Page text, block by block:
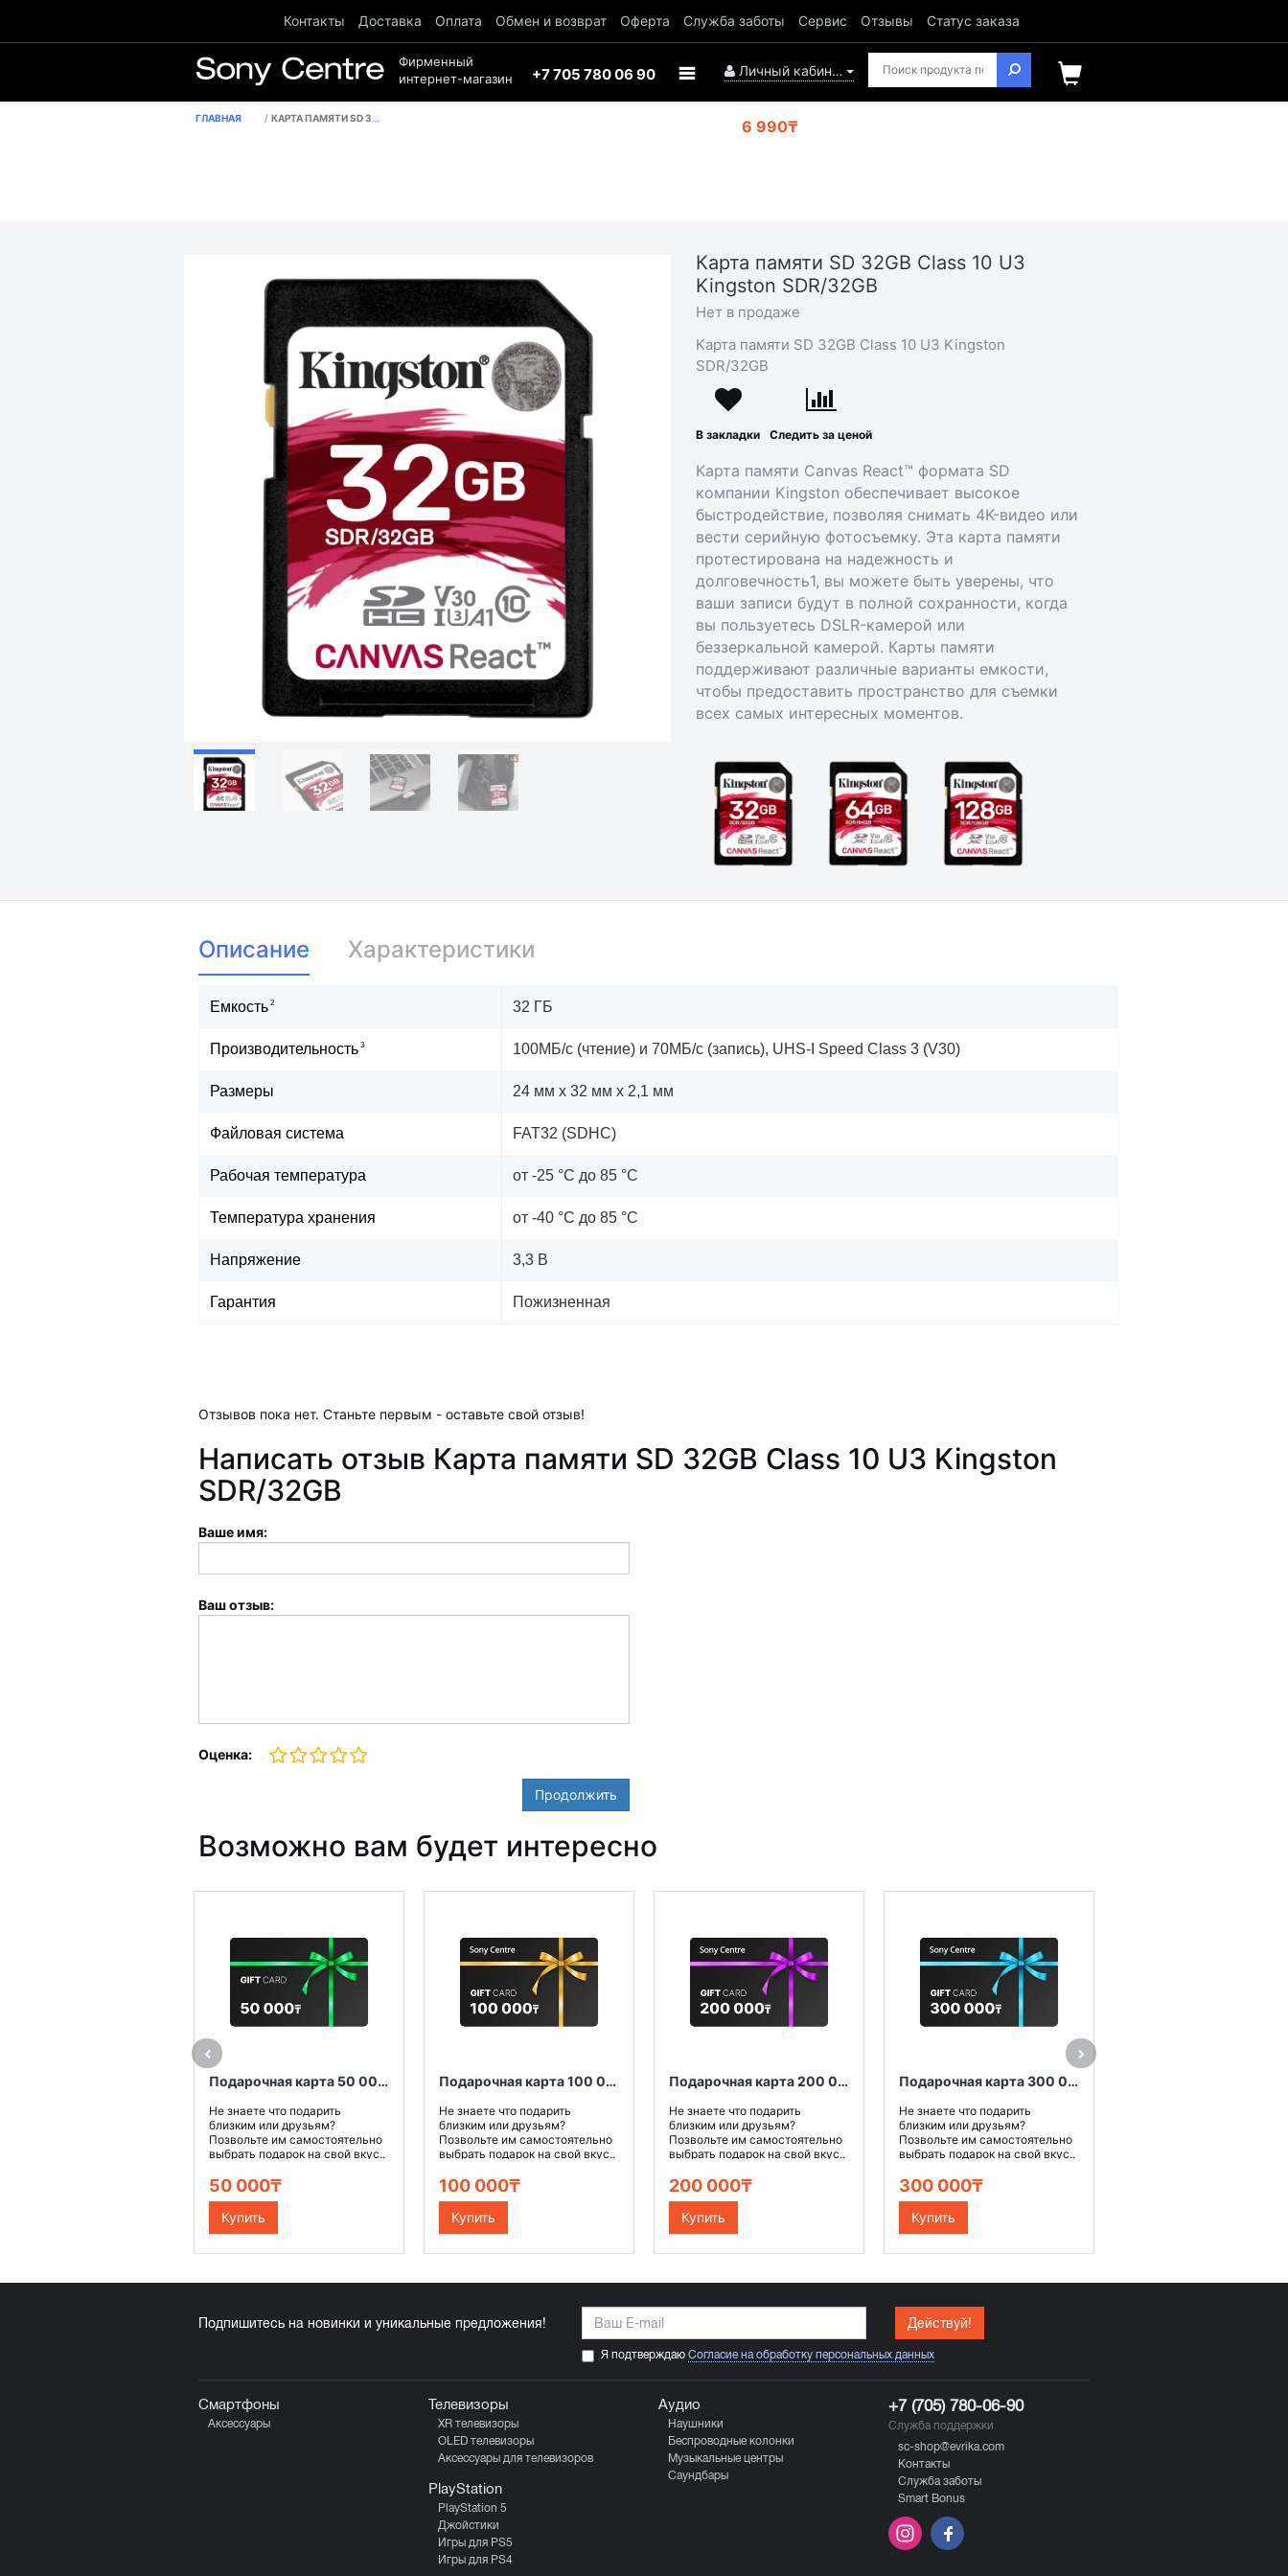
Контакты Доставка Оплата Обмен и возврат Оферта Служба заботы Сервис Отзывы Статус заказа
Фирменный
интернет-магазин
+7 705 780 06 90 Личный кабинет
ГЛАВНАЯ КАРТА ПАМЯТИ SD 32GB CLASS 10 U3 KINGSTON SDR/32GB 6 990₸
Карта памяти SD 32GB Class 10 U3
Kingston SDR/32GB
Нет в продаже
Карта памяти SD 32GB Class 10 U3 Kingston
SDR/32GB
В закладки Следить за ценой
Карта памяти Canvas React™ формата SD
компании Kingston обеспечивает высокое
быстродействие, позволяя снимать 4K-видео или
вести серийную фотосъемку. Эта карта памяти
протестирована на надежность и
долговечность1, вы можете быть уверены, что
ваши записи будут в полной сохранности, когда
вы пользуетесь DSLR-камерой или
беззеркальной камерой. Карты памяти
поддерживают различные варианты емкости,
чтобы предоставить пространство для съемки
всех самых интересных моментов.
Описание Характеристики
Емкость 2 32 ГБ
Производительность 3 100МБ/с (чтение) и 70МБ/с (запись), UHS-I Speed Class 3 (V30)
Размеры 24 мм x 32 мм x 2,1 мм
Файловая система FAT32 (SDHC)
Рабочая температура от -25 °C до 85 °C
Температура хранения от -40 °C до 85 °C
Напряжение 3,3 В
Гарантия Пожизненная
Отзывов пока нет. Станьте первым - оставьте свой отзыв!
Написать отзыв Карта памяти SD 32GB Class 10 U3 Kingston
SDR/32GB
Ваше имя:
Ваш отзыв:
Оценка:
Продолжить
Возможно вам будет интересно
Подарочная карта 50 000 тенге
Не знаете что подарить
близким или друзьям?
Позвольте им самостоятельно
выбрать подарок на свой вкус..
50 000₸
Купить
Подарочная карта 100 000 тенге
Не знаете что подарить
близким или друзьям?
Позвольте им самостоятельно
выбрать подарок на свой вкус..
100 000₸
Купить
Подарочная карта 200 000 тенге
Не знаете что подарить
близким или друзьям?
Позвольте им самостоятельно
выбрать подарок на свой вкус..
200 000₸
Купить
Подарочная карта 300 000 тенге
Не знаете что подарить
близким или друзьям?
Позвольте им самостоятельно
выбрать подарок на свой вкус..
300 000₸
Купить
Подпишитесь на новинки и уникальные предложения! Действуй!
Я подтверждаю Согласие на обработку персональных данных
Смартфоны
Аксессуары
Телевизоры
XR телевизоры
OLED телевизоры
Аксессуары для телевизоров
PlayStation
PlayStation 5
Джойстики
Игры для PS5
Игры для PS4
Аудио
Наушники
Беспроводные колонки
Музыкальные центры
Саундбары
+7 (705) 780-06-90
Служба поддержки
sc-shop@evrika.com
Контакты
Служба заботы
Smart Bonus